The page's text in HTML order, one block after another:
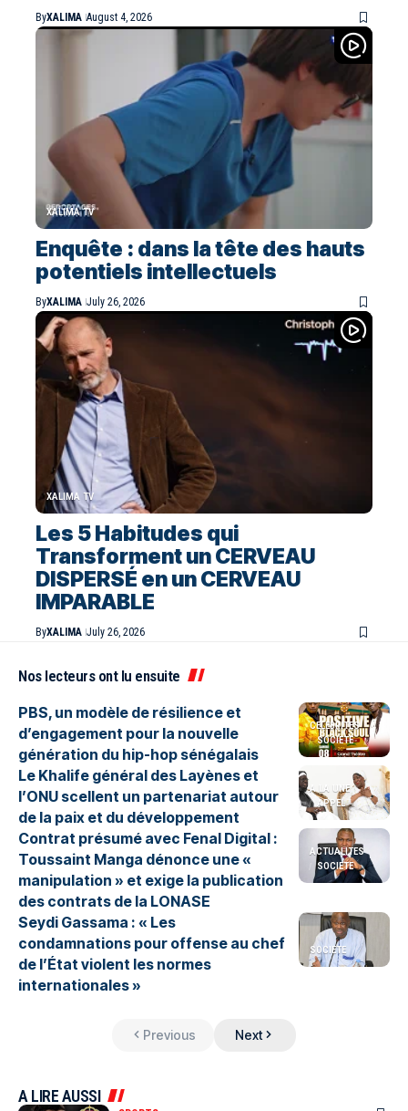
ByXALIMA August 4, 2026
XALIMA TV
Enquête : dans la tête des hauts
potentiels intellectuels
ByXALIMA July 26, 2026
XALIMA TV
Les 5 Habitudes qui
Transforment un CERVEAU
DISPERSÉ en un CERVEAU
IMPARABLE
ByXALIMA July 26, 2026
Nos lecteurs ont lu ensuite
CELEBRITES
SOCIETE
PBS, un modèle de résilience et
d’engagement pour la nouvelle
génération du hip-hop sénégalais
A LA UNE
APPEL
Le Khalife général des Layènes et
l’ONU scellent un partenariat autour
de la paix et du développement
ACTUALITES
SOCIETE
Contrat présumé avec Fenal Digital :
Toussaint Manga dénonce une «
manipulation » et exige la publication
des contrats de la LONASE
SOCIETE
Seydi Gassama : « Les
condamnations pour offense au chef
de l’État violent les normes
internationales »
Previous Next
A LIRE AUSSI